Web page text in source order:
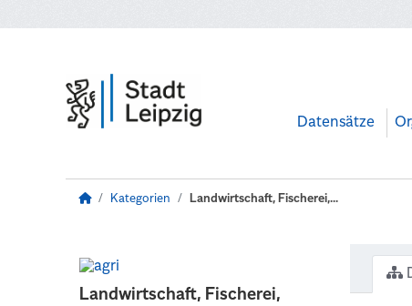
Datensätze
Kategorien Landwirtschaft, Fischerei,...
Landwirtschaft, Fischerei,